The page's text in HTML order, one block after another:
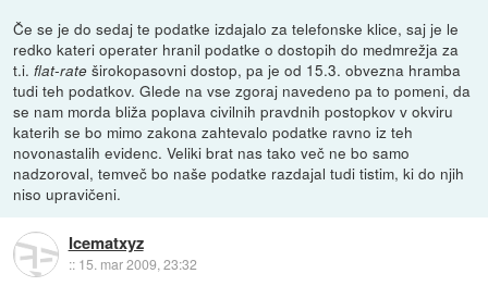
Če se je do sedaj te podatke izdajalo za telefonske klice, saj je le
redko kateri operater hranil podatke o dostopih do medmrežja za
t.i.flat-rate širokopasovni dostop, pa je od 15.3. obvezna hramba
tudi teh podatkov. Glede na vse zgoraj navedeno pa to pomeni, da
se nam morda bliža poplava civilnih pravdnih postopkov v okviru
katerih se bo mimo zakona zahtevalo podatke ravno iz teh
novonastalih evidenc. Veliki brat nas tako več ne bo samo
nadzoroval, temveč bo naše podatke razdajal tudi tistim, ki do njih
niso upravičeni.
Icematxyz
:: 15. mar 2009, 23:32